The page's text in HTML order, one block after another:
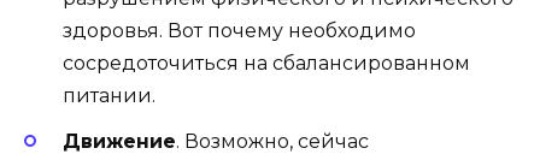
здоровья. Вот почему необходимо
сосредоточиться на сбалансированном
питании.
Движение. Возможно, сейчас